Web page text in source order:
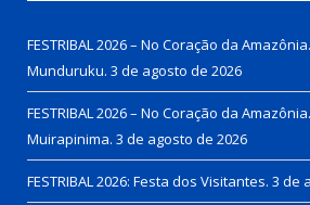
FESTRIBAL 2026 – No Coração da
Munduruku. 3 de agosto de 2026
FESTRIBAL 2026 – No Coração da
Muirapinima. 3 de agosto de 2026
FESTRIBAL 2026: Festa dos Visitantes. 3 de